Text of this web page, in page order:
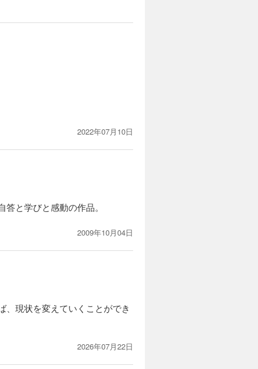
向き
い、
一方
カートに入れる
フ
カートに入れる
2022年07月10日
と学びと感動の作品。
2009年10月04日
、現状を変えていくことができ
2026年07月22日